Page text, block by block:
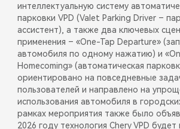
интеллектуальную систему
парковки VPD (Valet Parking Driver –
ассистент), а также два ключевых
применения – «One-Tap Departure»
автомобиля по одному нажатию) и
Homecoming» (автоматическая
ориентировано на повседневные
пользователей и направлено на
использования автомобиля в
рамках мероприятия также было
2026 году технология Chery VPD